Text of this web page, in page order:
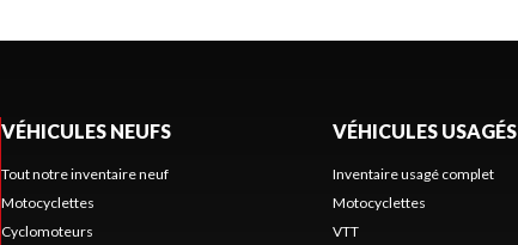
VÉHICULES NEUFS
Tout notre inventaire neuf
Motocyclettes
Cyclomoteurs
VÉHICULES USAGÉS
Inventaire usagé complet
Motocyclettes
VTT